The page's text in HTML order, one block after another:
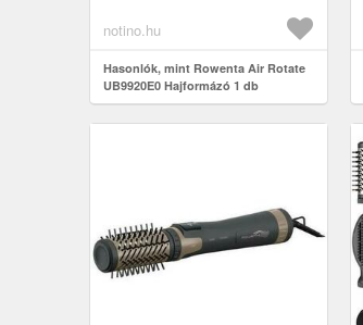
hajszárít...
notino.hu
Hasonlók, mint Rowenta Air Rotate
UB9920E0 Hajformázó 1 db